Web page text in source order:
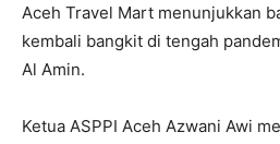
Aceh Travel Mart menunjukkan
kembali bangkit di tengah
Al Amin.
Ketua ASPPI Aceh Azwani Awi